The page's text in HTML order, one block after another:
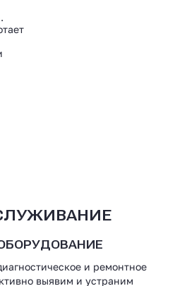
и ремонтное
выявим и устраним